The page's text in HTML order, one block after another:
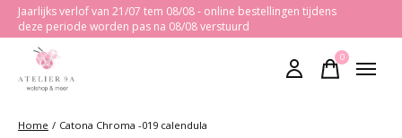
Jaarlijks verlof van 21/07 tem 08/08 - online bestellingen tijdens
deze periode worden pas na 08/08 verstuurd
0items
Home / Catona Chroma -019 calendula